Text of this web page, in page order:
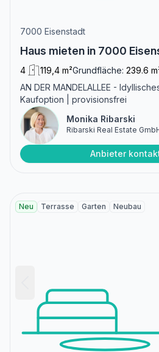
7000 Eisenstadt
Haus mieten in 7000
4 119,4 m²Grundfläche: 239.6
AN DER MANDELALLEE -
Kaufoption | provisionsfrei
Monika Ribarski
Ribarski Real Estate
Anbieter
Neu Terrasse Garten Neubau